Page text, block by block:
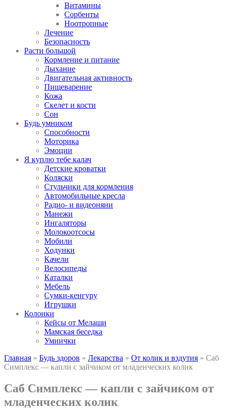
Витамины
Сорбенты
Ноотропные
Лечение
Безопасность
Расти большой
Кормление и питание
Дыхание
Двигательная активность
Пищеварение
Кожа
Скелет и кости
Сон
Будь умником
Способности
Моторика
Эмоции
Я куплю тебе калач
Детские кроватки
Коляски
Стульчики для кормления
Автомобильные кресла
Радио- и видеоняни
Манежи
Ингаляторы
Молокоотсосы
Мобили
Ходунки
Качели
Велосипеды
Каталки
Мебель
Сумки-кенгуру
Игрушки
Колонки
Кейсы от Мелаши
Мамская беседка
Умнички
Главная » Будь здоров » Лекарства » От колик и вздутия » Саб
Симплекс — капли с зайчиком от младенческих колик
Саб Симплекс — капли с зайчиком от
младенческих колик